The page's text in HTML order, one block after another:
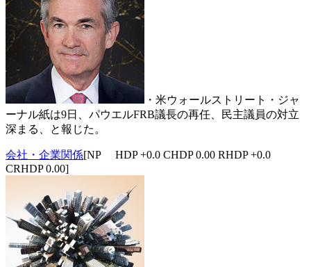
・米ウォールストリート・ジャ
ーナル紙は9日、パウエルFRB議長の再任、民主議員の対立
深まる、と報じた。
会社・企業関係[NP HDP +0.0 CHDP 0.00 RHDP +0.0
CRHDP 0.00]